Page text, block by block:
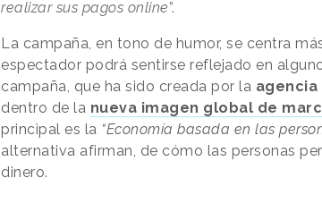
realizar sus pagos online”.
La campaña, en tono de humor, se centra
espectador podrá sentirse reflejado en
campaña, que ha sido creada por la agencia
dentro de la nueva imagen global de
principal es la “Economía basada en las
alternativa afirman, de cómo las personas
dinero.